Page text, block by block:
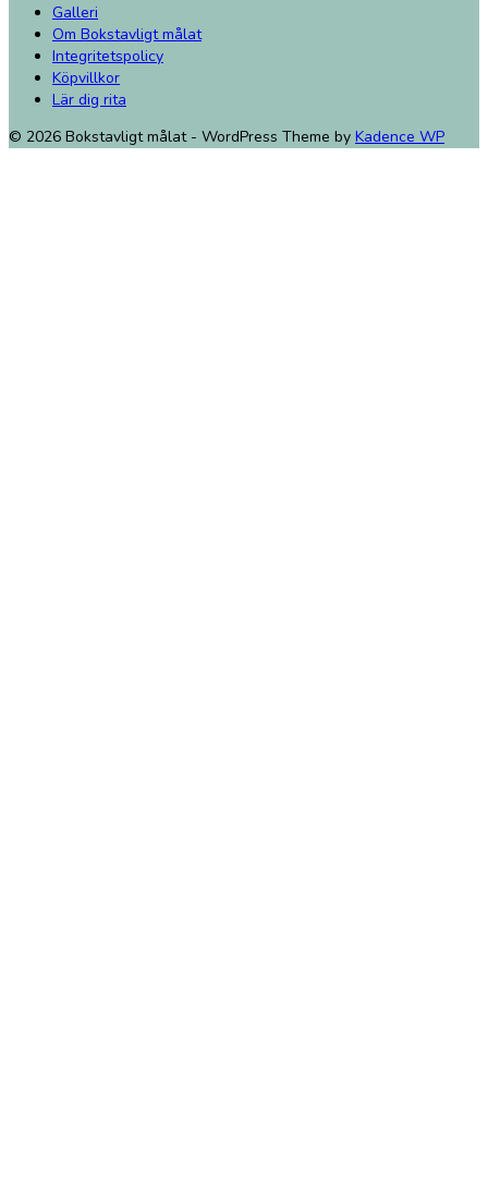
Galleri
Om Bokstavligt målat
Integritetspolicy
Köpvillkor
Lär dig rita
© 2026 Bokstavligt målat - WordPress Theme by Kadence WP